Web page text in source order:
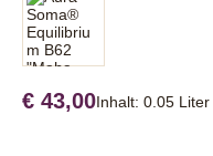
€ 43,00Inhalt: 0.05 Liter